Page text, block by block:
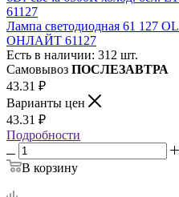
Лампа светодиодная 61 127
ОНЛАЙТ 61127
Есть в наличии: 312 шт.
Самовывоз ПОСЛЕЗАВТРА
43.31 ₽
Варианты цен
43.31 ₽
Подробности
В корзину